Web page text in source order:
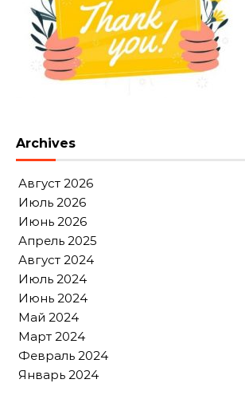
Archives
Август 2026
Июль 2026
Июнь 2026
Апрель 2025
Август 2024
Июль 2024
Июнь 2024
Май 2024
Март 2024
Февраль 2024
Январь 2024